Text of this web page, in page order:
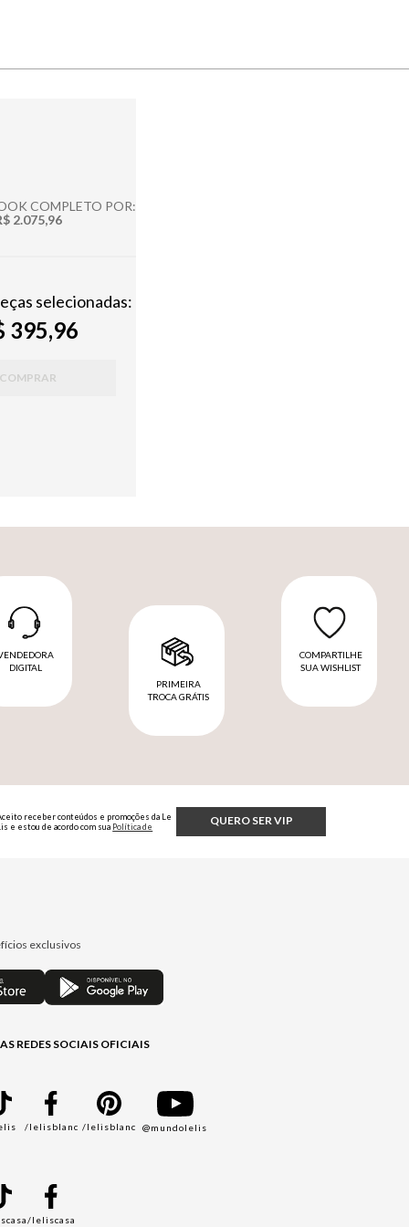
COMPLETO POR:
2.075,96
selecionadas:
395,96
COMPRAR
DIGITAL
PRIMEIRA
TROCA GRÁTIS
COMPARTILHE
SUA WISHLIST
QUERO SER VIP
receber conteúdos e promoções da Le
e estou de acordo com sua Política de
exclusivos
REDES SOCIAIS OFICIAIS
/lelisblanc /lelisblanc @mundolelis
/leliscasa